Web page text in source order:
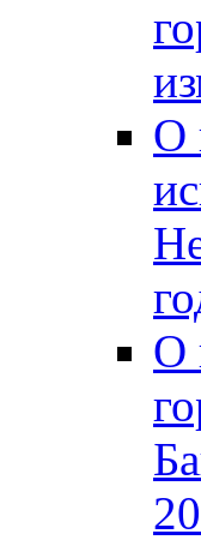
О
О